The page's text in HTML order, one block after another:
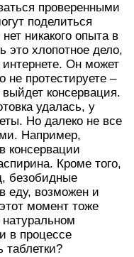
проверенными
поделиться
никакого опыта в
это хлопотное дело,
Он может
протестируете –
выйдет консервация.
удалась, у
Но далеко не все
Например,
консервации
Кроме того,
безобидные
еду, возможен и
момент тоже
в процессе
таблетки?